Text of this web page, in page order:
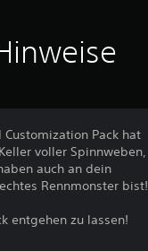
Pack hat
voller Spinnweben,
auch an dein
Rennmonster bist!
entgehen zu lassen!